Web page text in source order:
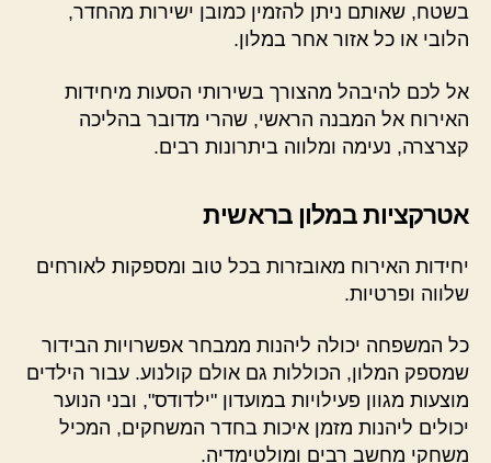
בשטח, שאותם ניתן להזמין כמובן ישירות מהחדר,
הלובי או כל אזור אחר במלון.
אל לכם להיבהל מהצורך בשירותי הסעות מיחידות
האירוח אל המבנה הראשי, שהרי מדובר בהליכה
קצרצרה, נעימה ומלווה ביתרונות רבים.
אטרקציות במלון בראשית
יחידות האירוח מאובזרות בכל טוב ומספקות לאורחים
שלווה ופרטיות.
כל המשפחה יכולה ליהנות ממבחר אפשרויות הבידור
שמספק המלון, הכוללות גם אולם קולנוע. עבור הילדים
מוצעות מגוון פעילויות במועדון "ילדודס", ובני הנוער
יכולים ליהנות מזמן איכות בחדר המשחקים, המכיל
משחקי מחשב רבים ומולטימדיה.